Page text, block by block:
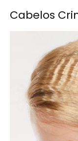
Cabelos